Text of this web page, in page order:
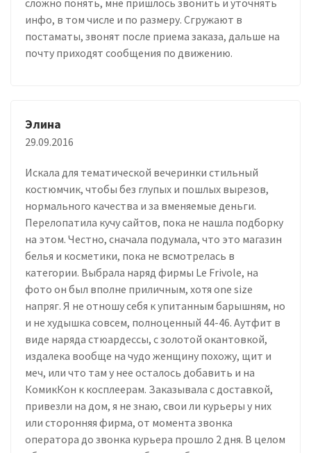
инфо, в том числе и по размеру. Сгружают в
постаматы, звонят после приема заказа, дальше на
почту приходят сообщения по движению.
Элина
29.09.2016
Искала для тематической вечеринки стильный
костюмчик, чтобы без глупых и пошлых вырезов,
нормального качества и за вменяемые деньги.
Перелопатила кучу сайтов, пока не нашла подборку
на этом. Честно, сначала подумала, что это магазин
белья и косметики, пока не всмотрелась в
категории. Выбрала наряд фирмы Le Frivole, на
фото он был вполне приличным, хотя one size
напряг. Я не отношу себя к упитанным барышням, но
и не худышка совсем, полноценный 44-46. Аутфит в
виде наряда стюардессы, с золотой окантовкой,
издалека вообще на чудо женщину похожу, щит и
меч, или что там у нее осталось добавить и на
КомикКон к косплеерам. Заказывала с доставкой,
привезли на дом, я не знаю, свои ли курьеры у них
или сторонняя фирма, от момента звонка
оператора до звонка курьера прошло 2 дня. В целом